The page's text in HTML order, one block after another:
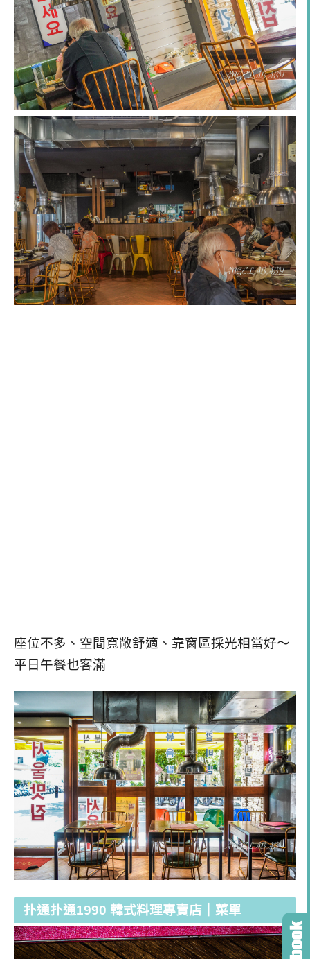
座位不多、空間寬敞舒適、靠窗區採光相當好～
平日午餐也客滿
扑通扑通1990 韓式料理專賣店｜菜單